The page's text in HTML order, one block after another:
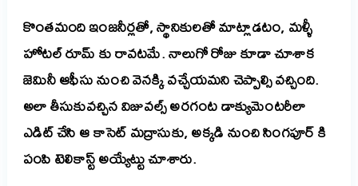
కొంతమంది ఇంజనీర్లతో, స్థానికులతో మాట్లాడటం, మళ్ళీ
హోటల్ రూమ్ కు రావటమే. నాలుగో రోజు కూడా చూశాక
జెమినీ ఆఫీసు నుంచివెనక్కివచ్చేయమని చెప్పాల్సి వచ్చింది.
అలా తీసుకువచ్చిన విజువల్స్ అరగంట డాక్యుమెంటరీలా
ఎడిట్ చేసి ఆ కాసెట్ మద్రాసుకు, అక్కడి నుంచి సింగపూర్ కి
పంపి టెలికాస్ట్ అయ్యేట్టు చూశారు.